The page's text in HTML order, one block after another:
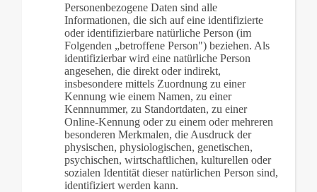
Personenbezogene Daten sind alle
Informationen, die sich auf eine identifizierte
oder identifizierbare natürliche Person (im
Folgenden „betroffene Person") beziehen. Als
identifizierbar wird eine natürliche Person
angesehen, die direkt oder indirekt,
insbesondere mittels Zuordnung zu einer
Kennung wie einem Namen, zu einer
Kennnummer, zu Standortdaten, zu einer
Online-Kennung oder zu einem oder mehreren
besonderen Merkmalen, die Ausdruck der
physischen, physiologischen, genetischen,
psychischen, wirtschaftlichen, kulturellen oder
sozialen Identität dieser natürlichen Person sind,
identifiziert werden kann.